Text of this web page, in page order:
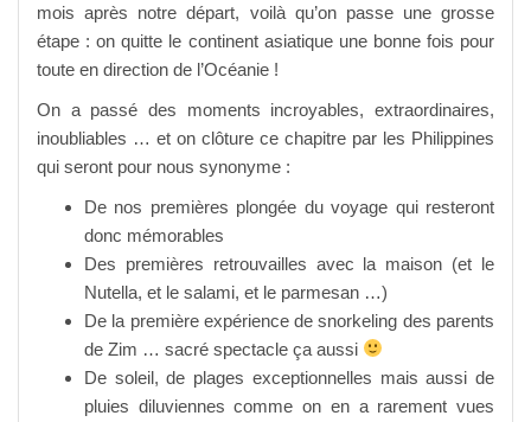
mois après notre départ, voilà qu’on passe une grosse
étape : on quitte le continent asiatique une bonne fois pour
toute en direction de l’Océanie !
On a passé des moments incroyables, extraordinaires,
inoubliables … et on clôture ce chapitre par les Philippines
qui seront pour nous synonyme :
De nos premières plongée du voyage qui resteront
donc mémorables
Des premières retrouvailles avec la maison (et le
Nutella, et le salami, et le parmesan …)
De la première expérience de snorkeling des parents
de Zim … sacré spectacle ça aussi
De soleil, de plages exceptionnelles mais aussi de
pluies diluviennes comme on en a rarement vues